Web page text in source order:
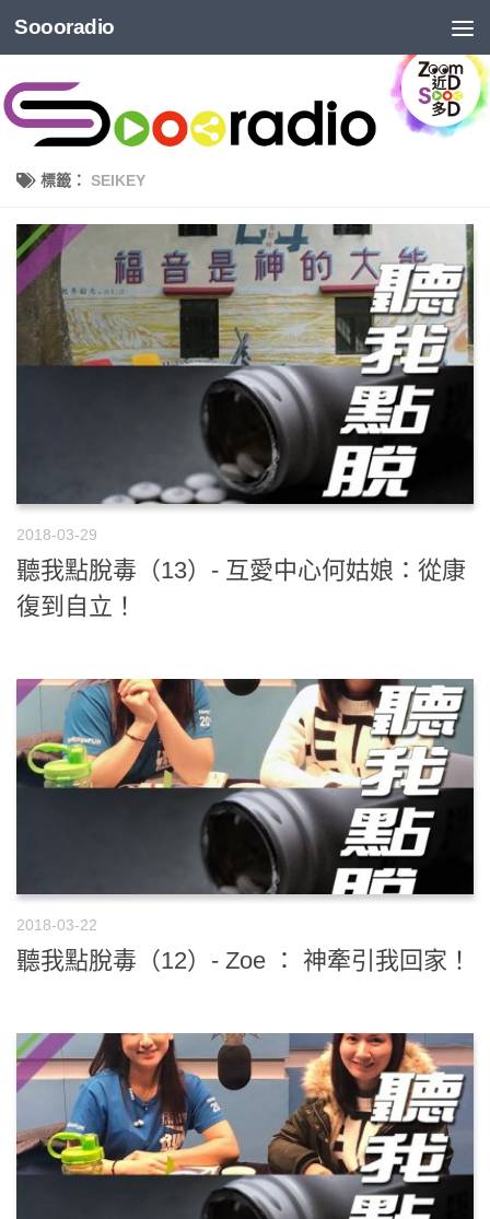
Soooradio
標籤： SEIKEY
2018-03-29
聽我點脫毒（13）- 互愛中心何姑娘：從康
復到自立！
2018-03-22
聽我點脫毒（12）- Zoe ： 神牽引我回家！